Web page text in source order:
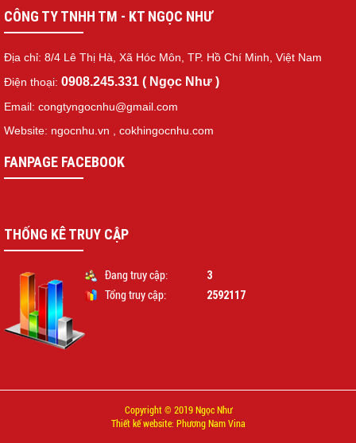
CÔNG TY TNHH TM - KT NGỌC NHƯ
Địa chỉ: 8/4 Lê Thị Hà, Xã Hóc Môn, TP. Hồ Chí Minh, Việt Nam
Điện thoại: 0908.245.331 ( Ngọc Như )
Email: congtyngocnhu@gmail.com
Website: ngocnhu.vn
cokhingocnhu.com
FANPAGE FACEBOOK
THỐNG KÊ TRUY CẬP
Đang truy cập: 3
Tổng truy cập: 2592117
Copyright © 2019 Ngọc Như
Thiết kế website: Phương Nam Vina